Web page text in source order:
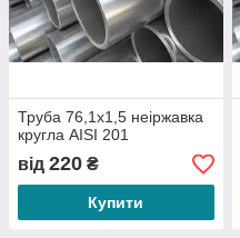
Труба 76,1х1,5 неіржавка
кругла АІSI 201
від 220 ₴
Купити